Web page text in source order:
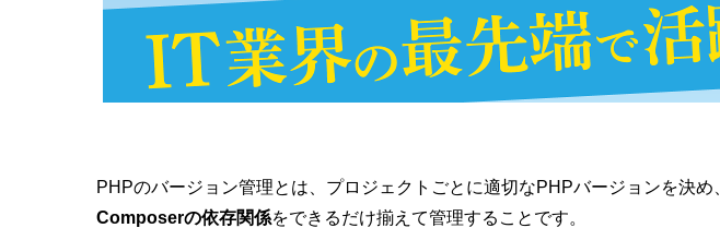
PHPのバージョン管理とは、プロジェクトごとに適切なPHPバージョンを決め
Composerの依存関係をできるだけ揃えて管理することです。